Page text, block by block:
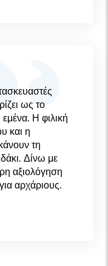
ως το
Η φιλική
και η
τη
Δίνω με
αξιολόγηση
αρχάριους.